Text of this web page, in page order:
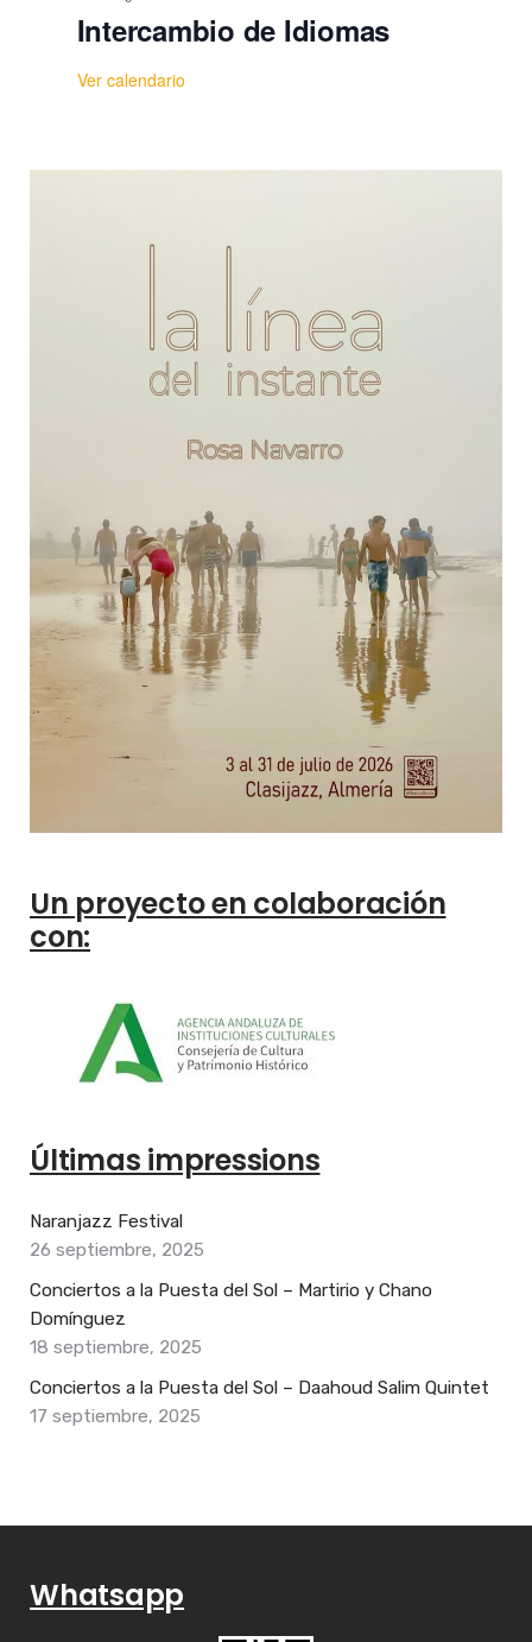
Intercambio de Idiomas
Ver calendario
Un proyecto en colaboración
con:
Últimas impressions
Naranjazz Festival
26 septiembre, 2025
Conciertos a la Puesta del Sol – Martirio y Chano
Domínguez
18 septiembre, 2025
Conciertos a la Puesta del Sol – Daahoud Salim Quintet
17 septiembre, 2025
Whatsapp